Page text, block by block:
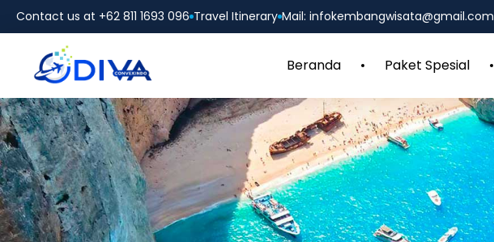
Contact us at +62 811 1693 096 Travel Itinerary Mail: infokembangwisata@gmail.com
Beranda Paket Spesial